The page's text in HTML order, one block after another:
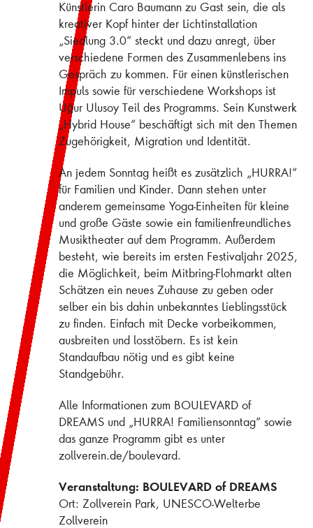
Künstlerin Caro Baumann zu Gast sein, die als
kreativer Kopf hinter der Lichtinstallation
„Siedlung 3.0“ steckt und dazu anregt, über
verschiedene Formen des Zusammenlebens ins
Gespräch zu kommen. Für einen künstlerischen
Impuls sowie für verschiedene Workshops ist
Uğur Ulusoy Teil des Programms. Sein Kunstwerk
„Hybrid House“ beschäftigt sich mit den Themen
Zugehörigkeit, Migration und Identität.
An jedem Sonntag heißt es zusätzlich „HURRA!“
für Familien und Kinder. Dann stehen unter
anderem gemeinsame Yoga-Einheiten für kleine
und große Gäste sowie ein familienfreundliches
Musiktheater auf dem Programm. Außerdem
besteht, wie bereits im ersten Festivaljahr 2025,
die Möglichkeit, beim Mitbring-Flohmarkt alten
Schätzen ein neues Zuhause zu geben oder
selber ein bis dahin unbekanntes Lieblingsstück
zu finden. Einfach mit Decke vorbeikommen,
ausbreiten und losstöbern. Es ist kein
Standaufbau nötig und es gibt keine
Standgebühr.
Alle Informationen zum BOULEVARD of
DREAMS und „HURRA! Familiensonntag“ sowie
das ganze Programm gibt es unter
zollverein.de/boulevard.
Veranstaltung: BOULEVARD of DREAMS
Ort: Zollverein Park, UNESCO-Welterbe
Zollverein